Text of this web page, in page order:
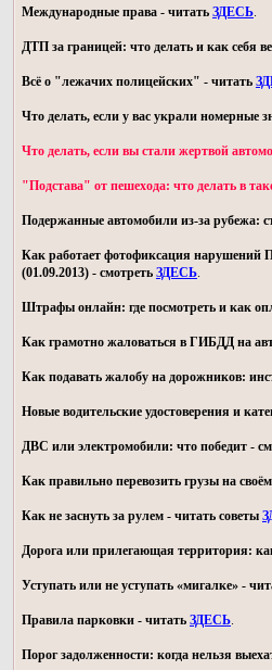
Международные права - читать ЗДЕСЬ.
ДТП за границей: что делать и как себя
Всё о "лежачих полицейских" - читать
Что делать, если у вас украли номерные
Что делать, если вы стали жертвой
"Подстава" от пешехода: что делать в
Подержанные автомобили из-за рубежа:
Как работает фотофиксация нарушений
(01.09.2013) - смотреть ЗДЕСЬ.
Штрафы онлайн: где посмотреть и как
Как грамотно жаловаться в ГИБДД на
Как подавать жалобу на дорожников:
Новые водительские удостоверения и
ДВС или электромобили: что победит -
Как правильно перевозить грузы на
Как не заснуть за рулем - читать советы
Дорога или прилегающая территория:
Уступать или не уступать «мигалке» -
Правила парковки - читать ЗДЕСЬ.
Порог задолженности: когда нельзя